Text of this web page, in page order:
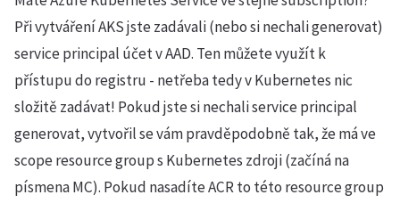
Při vytváření AKS jste zadávali (nebo si nechali generovat)
service principal účet v AAD. Ten můžete využít k
přístupu do registru - netřeba tedy v Kubernetes nic
složitě zadávat! Pokud jste si nechali service principal
generovat, vytvořil se vám pravděpodobně tak, že má ve
scope resource group s Kubernetes zdroji (začíná na
písmena MC). Pokud nasadíte ACR to této resource group